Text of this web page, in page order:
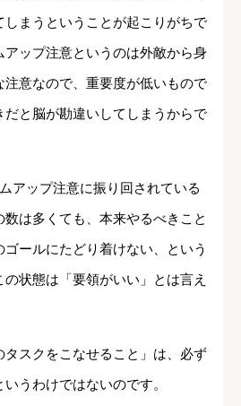
しまうということが起こりがちで
ップ注意というのは外敵から身
注意なので、重要度が低いもので
だと脳が勘違いしてしまうからで
アップ注意に振り回されている
は多くても、本来やるべきこと
ールにたどり着けない、という
状態は「要領がいい」とは言え
スクをこなせること」は、必ず
うわけではないのです。